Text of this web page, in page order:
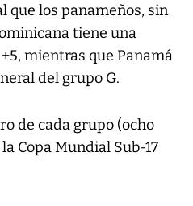
que los panameños, sin
tiene una
mientras que Panamá
del grupo G.
de cada grupo (ocho
Copa Mundial Sub-17